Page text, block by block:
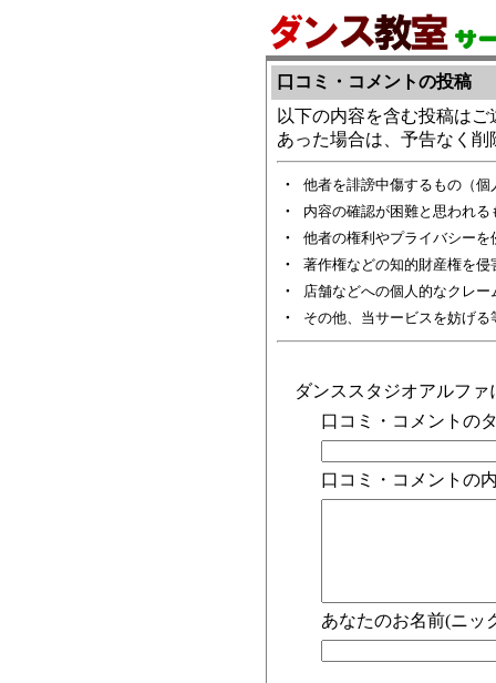
口コミ・コメントの投稿
以下の内容を含む投稿は
あった場合は、予告なく削
・
他者を誹謗中傷するもの（
・
内容の確認が困難と思われ
・
他者の権利やプライバシーを
・
著作権などの知的財産権を侵
・
店舗などへの個人的なクレ
・
その他、当サービスを妨げ
ダンススタジオアルフ
口コミ・コメントの
口コミ・コメントの
あなたのお名前(ニッ